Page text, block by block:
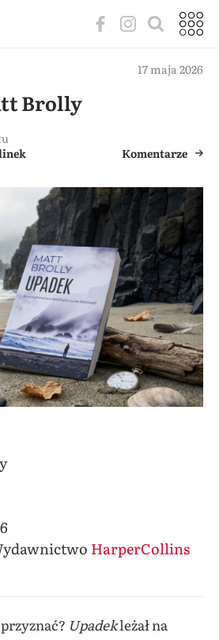
17 maja 2026
Brolly
Komentarze
HarperCollins
Upadekleżał na